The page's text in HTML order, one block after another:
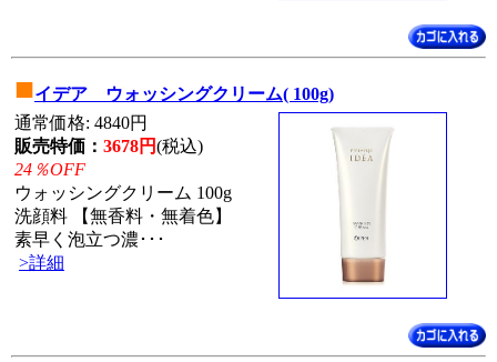
■イデア ウォッシングクリーム( 100g)
通常価格: 4840円
販売特価： 3678円(税込)
24％OFF
ウォッシングクリーム 100g
洗顔料 【無香料・無着色】
素早く泡立つ濃･･･
>詳細